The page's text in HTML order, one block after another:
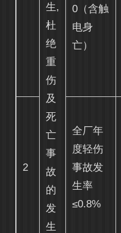
生,
杜
绝
重
伤
及
死
亡
事
故
的
发
生
0（含触
电身
亡）
2
全厂年
度轻伤
事故发
生率
≤0.8%